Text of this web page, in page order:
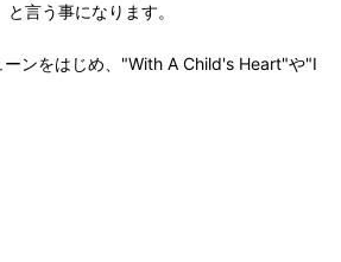
言う事になります。
ンをはじめ、"With A Child's Heart"や"I